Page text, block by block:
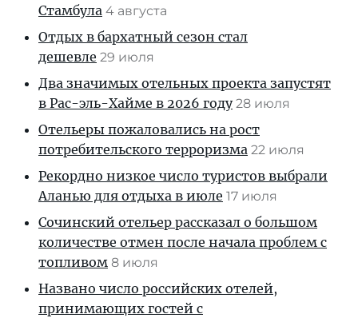
Стамбула 4 августа
Отдых в бархатный сезон стал
дешевле 29 июля
Два значимых отельных проекта запустят
в Рас-эль-Хайме в 2026 году 28 июля
Отельеры пожаловались на рост
потребительского терроризма 22 июля
Рекордно низкое число туристов выбрали
Аланью для отдыха в июле 17 июля
Сочинский отельер рассказал о большом
количестве отмен после начала проблем с
топливом 8 июля
Названо число российских отелей,
принимающих гостей с